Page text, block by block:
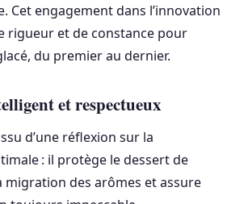
Cet engagement dans l’innovation
rigueur et de constance pour
du premier au dernier.
et respectueux
d’une réflexion sur la
: il protège le dessert de
migration des arômes et assure